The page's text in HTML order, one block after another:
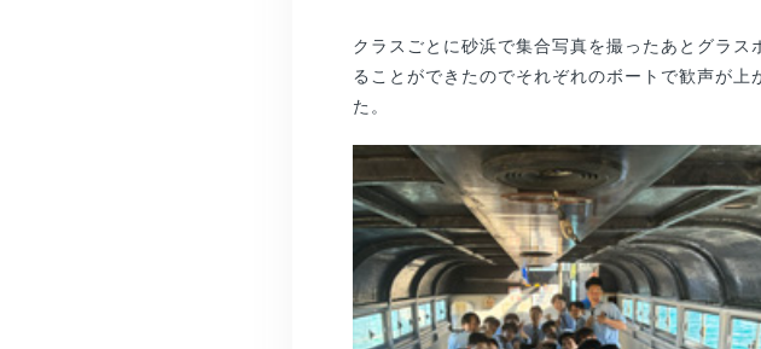
クラスごとに砂浜で集合写真を撮ったあとグラ
ることができたのでそれぞれのボートで歓声が
た。